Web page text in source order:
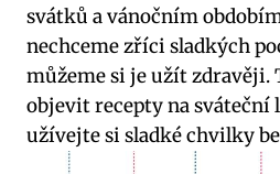
svátků a​ vánočním
nechceme zříci ⁢sladkých
můžeme si je ⁢užít zdravěji.
objevit recepty ⁢na sváteční
užívejte ​si sladké chvilky